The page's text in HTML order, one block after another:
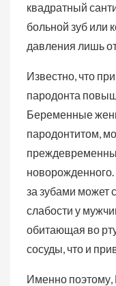
квадратный
больной зуб или
давления лишь
Известно, что
пародонта
Беременные
пародонтитом,
новорожденного.
за зубами может
слабости у
обитающая во
сосуды, что и
Именно